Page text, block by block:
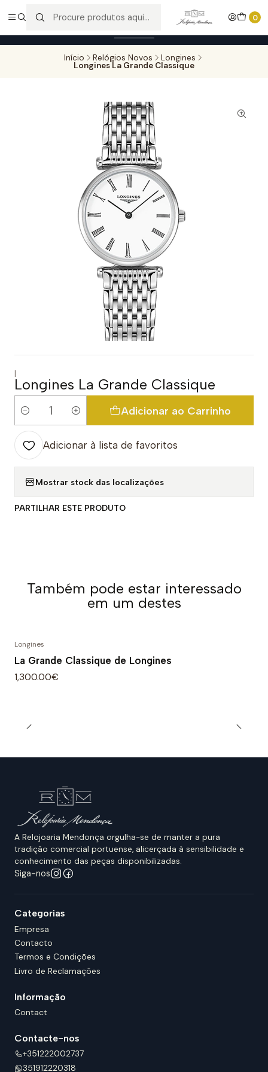
0
Entregas gratuitas para compras superiores a 100,00€ - Todas as
encomendas serão sujeitas a confirmação de stock.
Início Relógios Novos Longines
Longines La Grande Classique
|
Longines La Grande Classique
Quantidade
Adicionar ao Carrinho
Adicionar à lista de favoritos
Mostrar stock das localizações
PARTILHAR ESTE PRODUTO
Também pode estar interessado
em um destes
Longines
La Grande Classique de Longines
1,300.00€
A Relojoaria Mendonça orgulha-se de manter a pura
tradição comercial portuense, alicerçada à sensibilidade e
conhecimento das peças disponibilizadas.
Siga-nos
Categorias
Empresa
Contacto
Termos e Condições
Livro de Reclamações
Informação
Contact
Contacte-nos
+351222002737
351912220318